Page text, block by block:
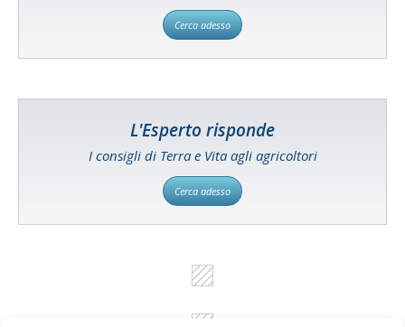
Cerca adesso
L'Esperto risponde
I consigli di Terra e Vita agli agricoltori
Cerca adesso